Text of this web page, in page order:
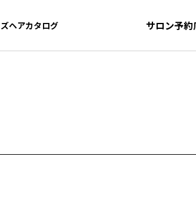
ヘアカタログ サロン予約
ヘアカタログ